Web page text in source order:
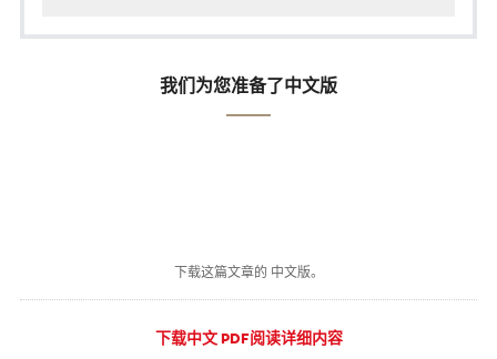
我们为您准备了中文版
下载这篇文章的 中文版。
下载中文 PDF阅读详细内容